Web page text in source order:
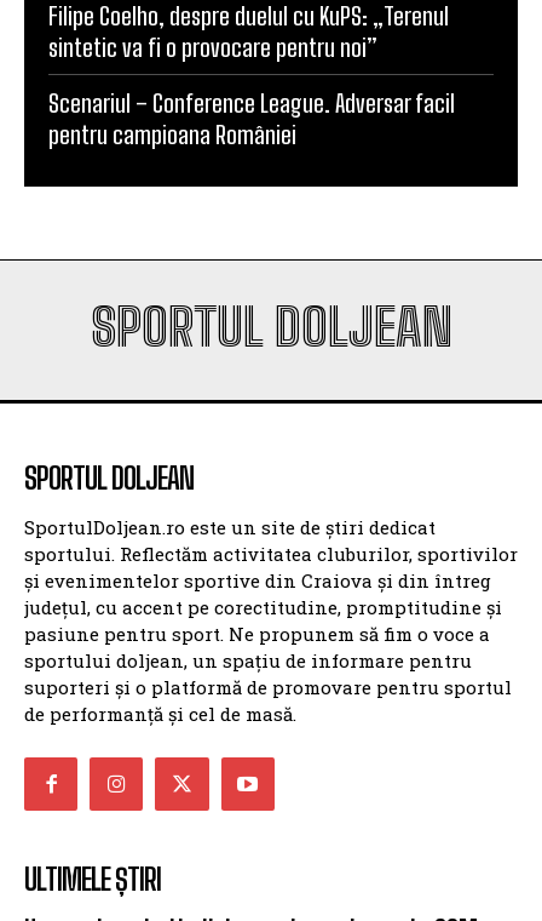
SCM Universitatea Craiova participă la Memorialul
„Mircea Pașek” de la Târgu Jiu
Filipe Coelho, despre duelul cu KuPS: „Terenul
sintetic va fi o provocare pentru noi”
SPORTUL DOLJEAN
SportulDoljean.ro este un site de știri dedicat
sportului. Reflectăm activitatea cluburilor, sportivilor
și evenimentelor sportive din Craiova și din întreg
județul, cu accent pe corectitudine, promptitudine și
sportului doljean, un spațiu de informare pentru
suporteri și o platformă de promovare pentru sportul